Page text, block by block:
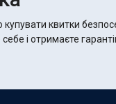
квитки
і отримаєте